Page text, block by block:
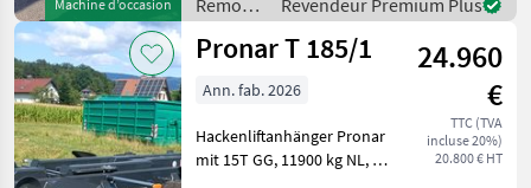
Pronar
CHOISIR
UNE
CATÉGORIE
Pronar
Machine d’occasion
Remorques
/ Pronar
Revendeur Premium Plus
Pronar T 185/1
24.960
€
TTC (TVA
incluse 20%)
20.800 € HT
Ann. fab. 2026
Hackenliftanhänger Pronar
mit 15T GG, 11900 kg NL, 2